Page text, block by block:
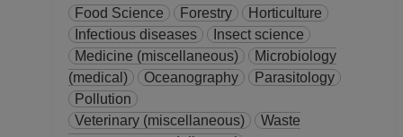
Food Science
Forestry
Horticulture
Infectious diseases
Insect science
Medicine (miscellaneous)
Microbiology
(medical)
Oceanography
Parasitology
Pollution
Veterinary (miscellaneous)
Waste